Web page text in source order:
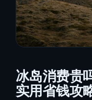
冰岛消费贵
实用省钱攻